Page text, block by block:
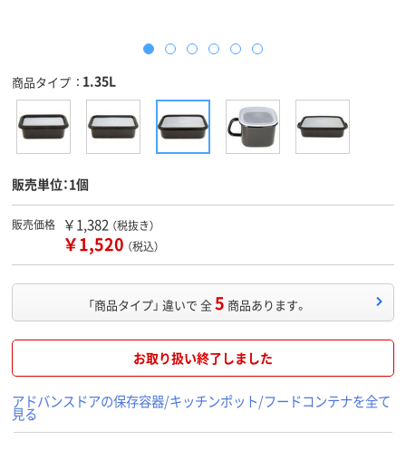
商品タイプ 1.35L
販売単位：1個
販売価格 ￥1,382 （税抜き）
￥1,520 （税込）
「商品タイプ」 違いで 全5 商品あります。
お取り扱い終了しました
アドバンスドアの保存容器/キッチンポット/フードコンテナを全て
見る